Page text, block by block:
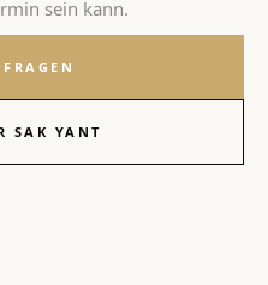
sein kann.
SAK YANT
Antwort